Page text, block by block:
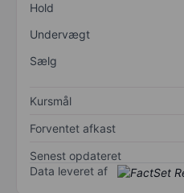
Hold
Undervægt
Sælg
Kursmål
Forventet afkast
Senest opdateret
Data leveret af